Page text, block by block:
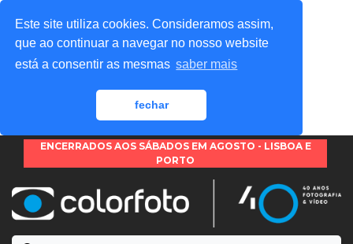
Este site utiliza cookies. Consideramos assim,
que ao continuar a navegar no nosso website
está a consentir as mesmas saber mais
fechar
ENCERRADOS AOS SÁBADOS EM AGOSTO - LISBOA E
PORTO